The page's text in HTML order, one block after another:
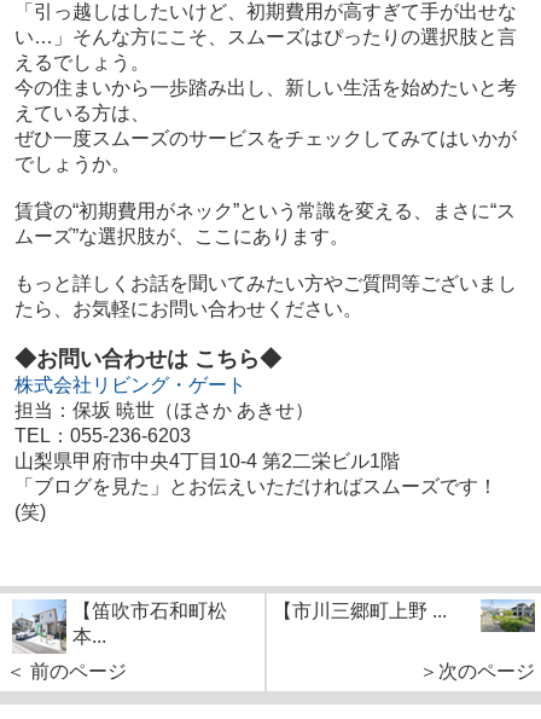
「引っ越しはしたいけど、初期費用が高すぎて手が出せな
い…」そんな方にこそ、スムーズはぴったりの選択肢と言
えるでしょう。
今の住まいから一歩踏み出し、新しい生活を始めたいと考
えている方は、
ぜひ一度スムーズのサービスをチェックしてみてはいかが
でしょうか。
賃貸の“初期費用がネック”という常識を変える、まさに“ス
ムーズ”な選択肢が、ここにあります。
もっと詳しくお話を聞いてみたい方やご質問等ございまし
たら、お気軽にお問い合わせください。
◆お問い合わせは こちら◆
株式会社リビング・ゲート
担当：保坂 暁世（ほさか あきせ）
TEL：055-236-6203
山梨県甲府市中央4丁目10-4 第2二栄ビル1階
「ブログを見た」とお伝えいただければスムーズです！
(笑)
【笛吹市石和町松
本...
＜ 前のページ
【市川三郷町上野 ...
＞次のページ